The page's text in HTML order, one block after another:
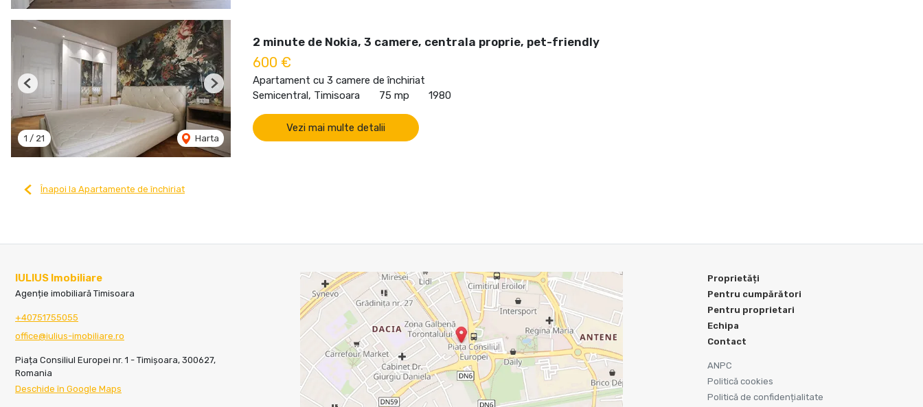
1 / 21 Harta
Previous Next
2 minute de Nokia, 3 camere, centrala proprie, pet-friendly
600 €
Apartament cu 3 camere de închiriat
Semicentral, Timisoara
75 mp 1980
Vezi mai multe detalii
Înapoi la Apartamente de închiriat
IULIUS Imobiliare
Agenție imobiliară Timisoara
+40751755055
office@iulius-imobiliare.ro
Piața Consiliul Europei nr. 1 - Timișoara, 300627,
Romania
Deschide în Google Maps
Proprietăți
Pentru cumpărători
Pentru proprietari
Echipa
Contact
ANPC
Politică cookies
Politică de confidențialitate